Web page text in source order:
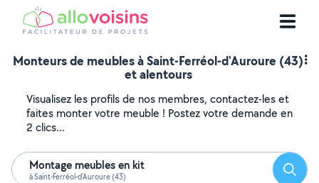
Monteurs de meubles à Saint-Ferréol-d'Auroure (43)
et alentours
Visualisez les profils de nos membres, contactez-les et
faites monter votre meuble ! Postez votre demande en
2 clics...
Montage meubles en kit
à Saint-Ferréol-d'Auroure (43)